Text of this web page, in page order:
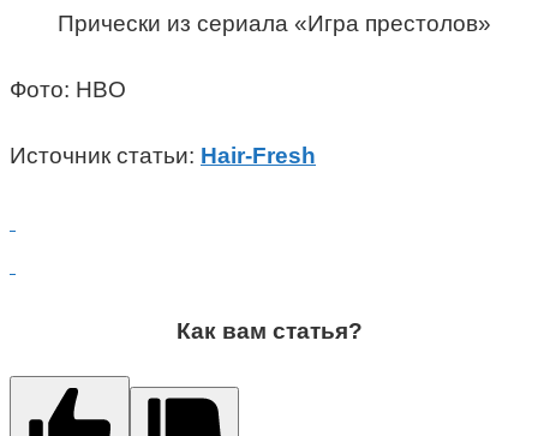
Прически из сериала «Игра престолов»
Фото: HBO
Источник статьи: Hair-Fresh
Как вам статья?